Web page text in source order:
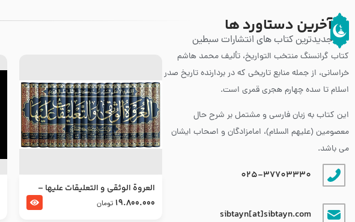
آخرین دستاورد ها
جدیدترین کتاب های انتشارات سبطین
کتاب گرانسنگ منتخب التواريخ، تألیف محمد هاشم
خراسانی، از جمله منابع تاریخی که در بردارنده تاریخ صدر
اسلام تا سده چهارم هجری قمری است.
این کتاب به زبان فارسی و مشتمل بر شرح حال
معصومین (علیهم السلام)، امامزادگان و اصحاب ایشان
می باشد.
025-37703330
sibtayn[at]sibtayn.com
العروة الوثقى و التعليقات عليها –
طرح جدید
19.800.000 تومان